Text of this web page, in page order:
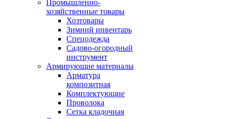
Промышленно-
хозяйственные товары
Хозтовары
Зимний инвентарь
Спецодежда
Садово-огородный
инструмент
Армирующие материалы
Арматура
композитная
Комплектующие
Проволока
Сетка кладочная